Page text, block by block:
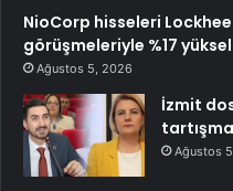
NioCorp hisseleri
görüşmeleriyle %17
Ağustos 5, 2026
İzmit
Ağustos